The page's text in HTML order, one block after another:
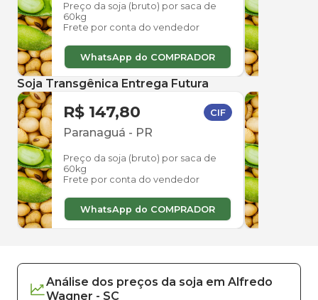
Preço da soja (bruto) por saca de
60kg
Frete por conta do vendedor
WhatsApp do COMPRADOR
Soja Transgênica Entrega Futura
R$ 147,80 CIF
Paranaguá - PR
Preço da soja (bruto) por saca de
60kg
Frete por conta do vendedor
WhatsApp do COMPRADOR
Análise dos preços da soja em Alfredo
Wagner - SC